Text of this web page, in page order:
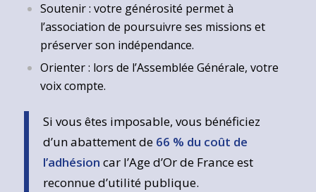
Soutenir : votre générosité permet à
l’association de poursuivre ses missions et
préserver son indépendance.
Orienter : lors de l’Assemblée Générale, votre
voix compte.
Si vous êtes imposable, vous bénéficiez
d’un abattement de 66 % du coût de
l’adhésion car l’Age d’Or de France est
reconnue d’utilité publique.